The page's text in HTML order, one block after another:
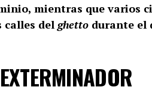
mientras que varios
calles del ghetto durante el